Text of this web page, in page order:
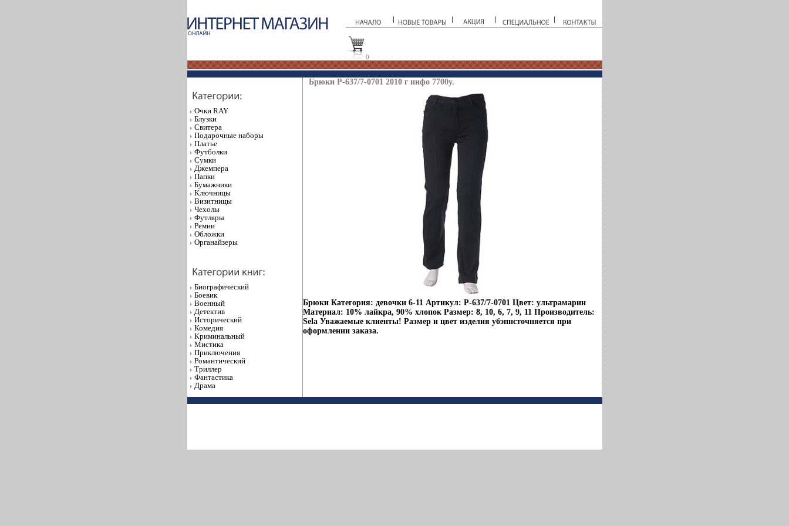
0
Очки RAY
Блузки
Свитера
Подарочные наборы
Платье
Футболки
Сумки
Джемпера
Папки
Бумажники
Ключницы
Визитницы
Чехолы
Футляры
Ремни
Обложки
Органайзеры
Биографический
Боевик
Военный
Детектив
Исторический
Комедия
Криминальный
Мистика
Приключения
Романтический
Триллер
Фантастика
Драма
Брюки P-637/7-0701 2010 г инфо 7700y.
Брюки Категория: девочки 6-11 Артикул: P-637/7-0701 Цвет: ультрамарин
Материал: 10% лайкра, 90% хлопок Размер: 8, 10, 6, 7, 9, 11 Производитель:
Sela Уважаемые клиенты! Размер и цвет изделия убэпнсточняется при
оформлении заказа.